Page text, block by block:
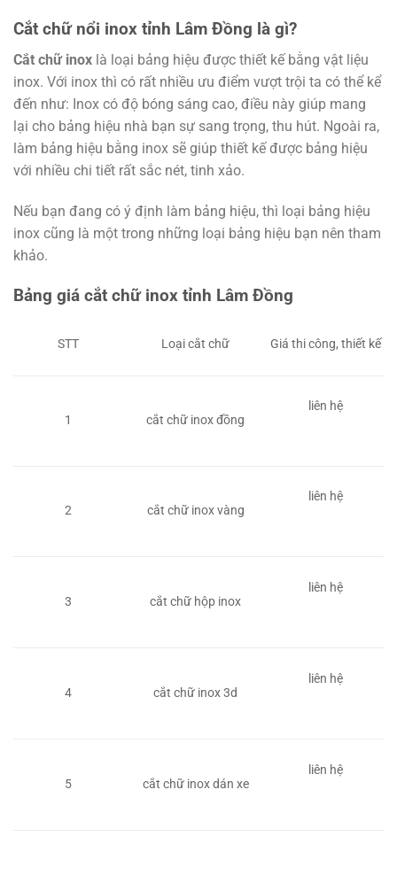
Cắt chữ nổi inox tỉnh Lâm Đồng là gì?
Cắt chữ inox là loại bảng hiệu được thiết kế bằng vật liệu
inox. Với inox thì có rất nhiều ưu điểm vượt trội ta có thể kể
đến như: Inox có độ bóng sáng cao, điều này giúp mang
lại cho bảng hiệu nhà bạn sự sang trọng, thu hút. Ngoài ra,
làm bảng hiệu bằng inox sẽ giúp thiết kế được bảng hiệu
với nhiều chi tiết rất sắc nét, tinh xảo.
Nếu bạn đang có ý định làm bảng hiệu, thì loại bảng hiệu
inox cũng là một trong những loại bảng hiệu bạn nên tham
khảo.
Bảng giá cắt chữ inox tỉnh Lâm Đồng
STT Loại cắt chữ Giá thi công, thiết kế
1 cắt chữ inox đồng
liên hệ
2 cắt chữ inox vàng
liên hệ
3 cắt chữ hộp inox
liên hệ
4 cắt chữ inox 3d
liên hệ
5 cắt chữ inox dán xe
liên hệ